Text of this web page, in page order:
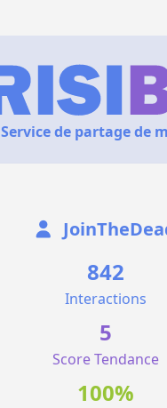
Service de partage de
842
Interactions
5
Score Tendance
100%